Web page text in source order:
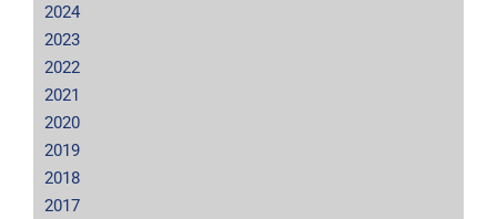
2024
2023
2022
2021
2020
2019
2018
2017